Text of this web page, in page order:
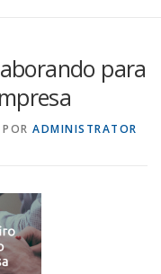
para
POR ADMINISTRATOR